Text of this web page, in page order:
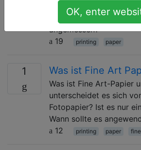
angebotenen Optionen
Was ist das und wäre es
angemessen?
19
printing paper
1 Was ist Fine Art
Was ist Fine Art-Papier
unterscheidet es sich
Fotopapier? Ist es nur
Wann sollte es
12
printing paper
OK, enter